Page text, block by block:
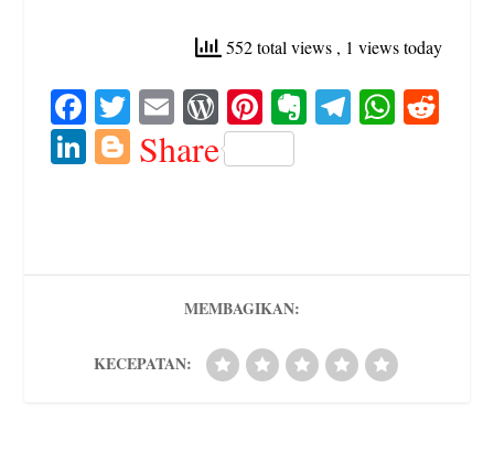
552 total views , 1 views today
Fa
ce
bo
T
wi
tte
E
m
ail
W
or
d
s
Pi
nt
er
E Te W
Li Bl
Share
MEMBAGIKAN:
KECEPATAN: